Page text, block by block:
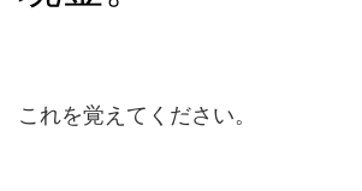
これを覚えてください。